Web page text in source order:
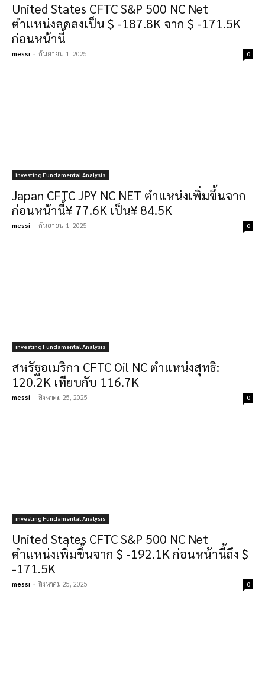
United States CFTC S&P 500 NC Net
ตำแหน่งลดลงเป็น $ -187.8K จาก $ -171.5K
ก่อนหน้านี้
messi - กันยายน 1, 2025 0
investing Fundamental Analysis
Japan CFTC JPY NC NET ตำแหน่งเพิ่มขึ้นจาก
ก่อนหน้านี้¥ 77.6K เป็น¥ 84.5K
messi - กันยายน 1, 2025 0
investing Fundamental Analysis
สหรัฐอเมริกา CFTC Oil NC ตำแหน่งสุทธิ:
120.2K เทียบกับ 116.7K
messi - สิงหาคม 25, 2025 0
investing Fundamental Analysis
United States CFTC S&P 500 NC Net
ตำแหน่งเพิ่มขึ้นจาก $ -192.1K ก่อนหน้านี้ถึง $
-171.5K
messi - สิงหาคม 25, 2025 0